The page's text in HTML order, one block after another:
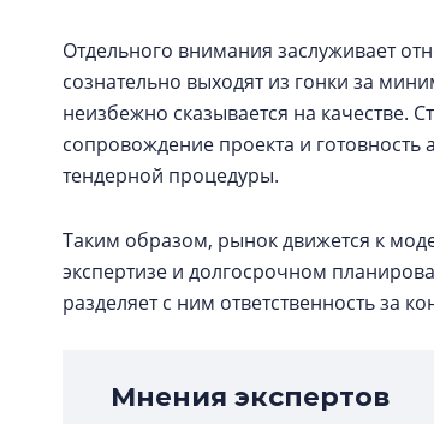
Отдельного внимания заслуживает
сознательно выходят из гонки за
неизбежно сказывается на качестве.
сопровождение проекта и
тендерной процедуры.
Таким образом, рынок движется к
экспертизе и долгосрочном
разделяет с ним ответственность за
Мнения экспертов